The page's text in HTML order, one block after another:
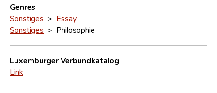
Genres
Sonstiges > Essay
Sonstiges > Philosophie
Luxemburger Verbundkatalog
Link